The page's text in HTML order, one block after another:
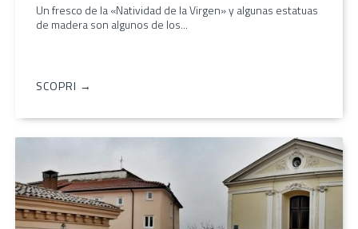
Un fresco de la «Natividad de la Virgen» y algunas estatuas
de madera son algunos de los...
SCOPRI →